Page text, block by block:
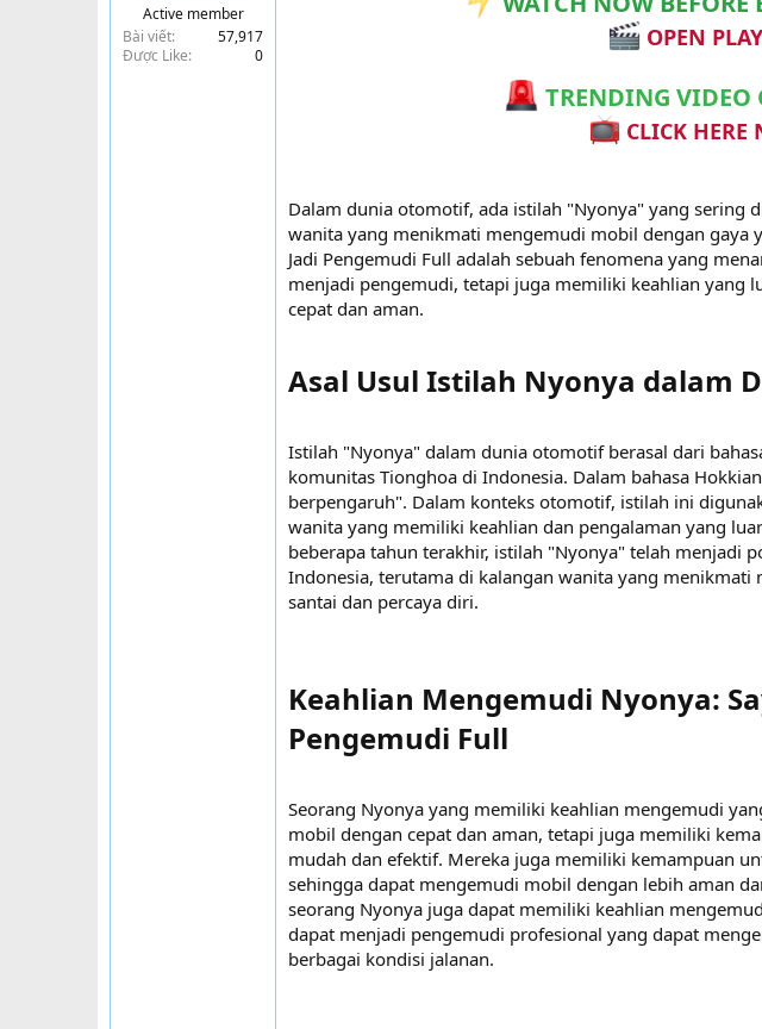
Active member
Bài viết
57,917
Được Like
0
OPEN
TRENDING VIDEO
CLICK HERE
Dalam dunia otomotif, ada istilah "Nyonya" yang sering
wanita yang menikmati mengemudi mobil dengan gaya
Jadi Pengemudi Full adalah sebuah fenomena yang
menjadi pengemudi, tetapi juga memiliki keahlian yang
cepat dan aman.
Asal Usul Istilah Nyonya dalam
Istilah "Nyonya" dalam dunia otomotif berasal dari
komunitas Tionghoa di Indonesia. Dalam bahasa
berpengaruh". Dalam konteks otomotif, istilah ini
wanita yang memiliki keahlian dan pengalaman yang
beberapa tahun terakhir, istilah "Nyonya" telah menjadi
Indonesia, terutama di kalangan wanita yang
santai dan percaya diri.
Keahlian Mengemudi Nyonya:
Pengemudi Full​
Seorang Nyonya yang memiliki keahlian mengemudi
mobil dengan cepat dan aman, tetapi juga memiliki
mudah dan efektif. Mereka juga memiliki kemampuan
sehingga dapat mengemudi mobil dengan lebih aman
seorang Nyonya juga dapat memiliki keahlian
dapat menjadi pengemudi profesional yang dapat
berbagai kondisi jalanan.